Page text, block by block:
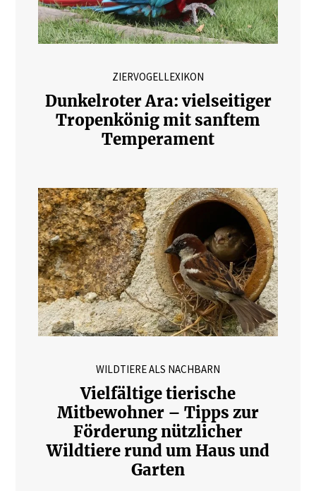
ZIERVOGELLEXIKON
Dunkelroter Ara: vielseitiger
Tropenkönig mit sanftem
Temperament
WILDTIERE ALS NACHBARN
Vielfältige tierische
Mitbewohner – Tipps zur
Förderung nützlicher
Wildtiere rund um Haus und
Garten